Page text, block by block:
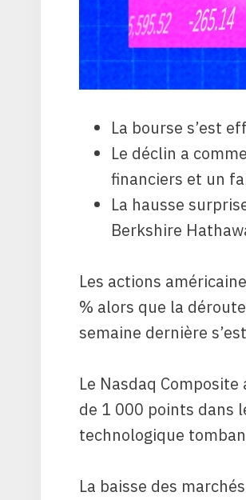
La bourse s’est
Le déclin a
financiers et un
La hausse
Berkshire
Les actions
% alors que la
semaine dernière
Le Nasdaq
de 1 000 points dans
technologique
La baisse des